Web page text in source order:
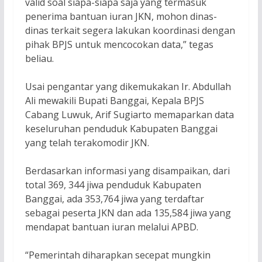
penerima bantuan iuran JKN, mohon dinas-
dinas terkait segera lakukan koordinasi dengan
pihak BPJS untuk mencocokan data,” tegas
beliau.
Usai pengantar yang dikemukakan Ir. Abdullah
Ali mewakili Bupati Banggai, Kepala BPJS
Cabang Luwuk, Arif Sugiarto memaparkan data
keseluruhan penduduk Kabupaten Banggai
yang telah terakomodir JKN.
Berdasarkan informasi yang disampaikan, dari
total 369, 344 jiwa penduduk Kabupaten
Banggai, ada 353,764 jiwa yang terdaftar
sebagai peserta JKN dan ada 135,584 jiwa yang
mendapat bantuan iuran melalui APBD.
“Pemerintah diharapkan secepat mungkin